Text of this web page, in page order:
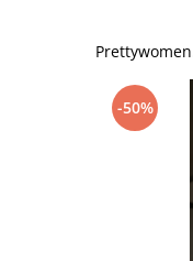
-50%